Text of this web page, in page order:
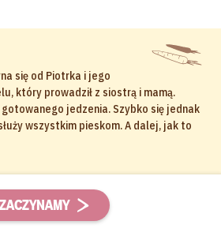
ZACZYNAMY
się od Piotrka i jego
który prowadził z siostrą i mamą.
jedzenia. Szybko się jednak
wszystkim pieskom. A dalej, jak to